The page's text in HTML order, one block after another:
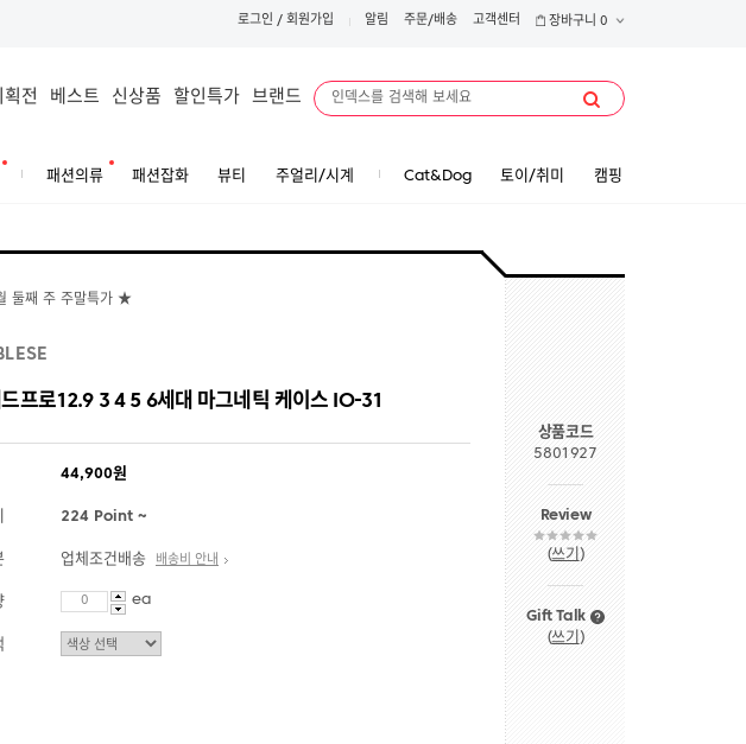
로그인 / 회원가입 알림 주문/배송 고객센터 장바구니 0
획전 베스트 신상품 할인특가 브랜드
패션의류 패션잡화 뷰티 주얼리/시계 Cat&Dog 토이/취미 캠핑
프로12.9 3 4 5 6세대 마그네틱 케이스 IO-31
44,900원
224 Point ~
업체조건배송 배송비 안내
ea
상품코드
5801927
Review
(쓰기 )
Gift Talk
(쓰기 )